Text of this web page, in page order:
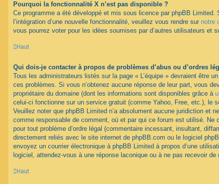
Pourquoi la fonctionnalité X n’est pas disponible ?
Ce programme a été développé et mis sous licence par phpBB Limited.
l’intégration d’une nouvelle fonctionnalité, veuillez vous rendre sur notre
vous pourrez voter pour les idées soumises par d’autres utilisateurs et
Haut
Qui dois-je contacter à propos de problèmes d’abus ou d’ordres
Tous les administrateurs listés sur la page « L’équipe » devraient être
ces problèmes. Si vous n’obtenez aucune réponse de leur part, vous
propriétaire du domaine (dont les informations sont disponibles grâce à
celui-ci fonctionne sur un service gratuit (comme Yahoo, Free, etc.), le
Veuillez noter que phpBB Limited n’a absolument aucune juridiction et
comme responsable de comment, où et par qui ce forum est utilisé. Ne
pour tout problème d’ordre légal (commentaire incessant, insultant,
directement reliés avec le site internet de phpBB.com ou le logiciel
envoyez un courrier électronique à phpBB Limited à propos d’une
logiciel, attendez-vous à une réponse laconique ou à ne pas recevoir de
Haut